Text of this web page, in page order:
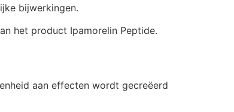
bijwerkingen.
het product Ipamorelin Peptide.
aan effecten wordt gecreëerd